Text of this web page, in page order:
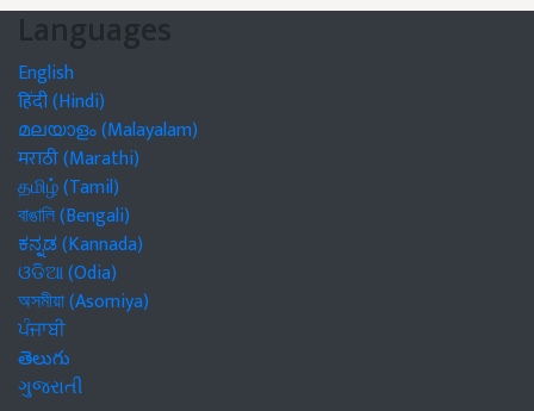
Languages
English
हिंदी (Hindi)
മലയാളം (Malayalam)
मराठी (Marathi)
தமிழ் (Tamil)
বাঙালি (Bengali)
ಕನ್ನಡ (Kannada)
ଓଡିଆ (Odia)
অসমীয়া (Asomiya)
ਪੰਜਾਬੀ
తెలుగు
ગુજરાતી